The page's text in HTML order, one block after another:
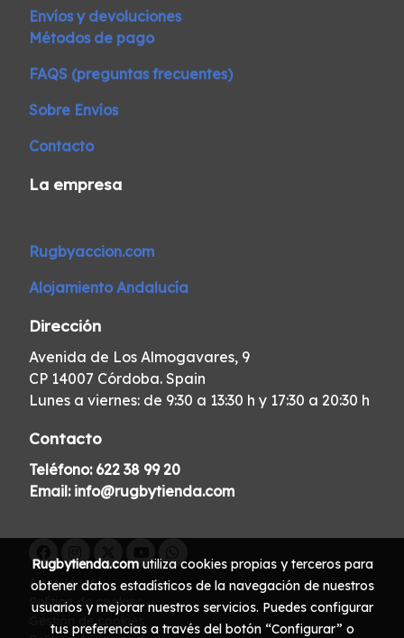
Envíos y devoluciones
Métodos de pago
FAQS (preguntas frecuentes)
Sobre Envíos
Contacto
La empresa
Rugbyaccion.com
Alojamiento Andalucía
Dirección
Avenida de Los Almogavares, 9
CP 14007 Córdoba. Spain
Lunes a viernes: de 9:30 a 13:30 h y 17:30 a 20:30 h
Contacto
Teléfono: 622 38 99 20
Email: info@rugbytienda.com
Aviso legal
Política de cookies
Gestión de cookies
Rugbytienda.comutiliza cookies propias y terceros para
obtener datos estadísticos de la navegación de nuestros
usuarios y mejorar nuestros servicios. Puedes configurar
tus preferencias a través del botón “Configurar” o